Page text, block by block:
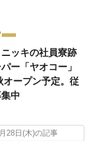
ニッキの社員寮跡
ー「ヤオコー」
オープン予定。従
中
28日(木)の記事